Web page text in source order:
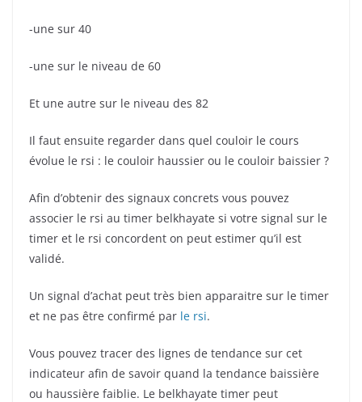
-une sur 40
-une sur le niveau de 60
Et une autre sur le niveau des 82
Il faut ensuite regarder dans quel couloir le cours
évolue le rsi : le couloir haussier ou le couloir baissier ?
Afin d’obtenir des signaux concrets vous pouvez
associer le rsi au timer belkhayate si votre signal sur le
timer et le rsi concordent on peut estimer qu’il est
validé.
Un signal d’achat peut très bien apparaitre sur le timer
et ne pas être confirmé par le rsi.
Vous pouvez tracer des lignes de tendance sur cet
indicateur afin de savoir quand la tendance baissière
ou haussière faiblie. Le belkhayate timer peut